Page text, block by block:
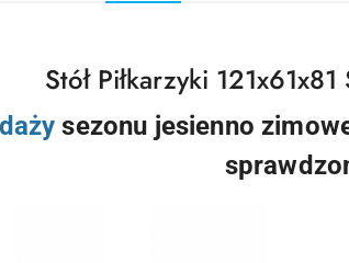
Stół Piłkarzyki
sezonu jesienno